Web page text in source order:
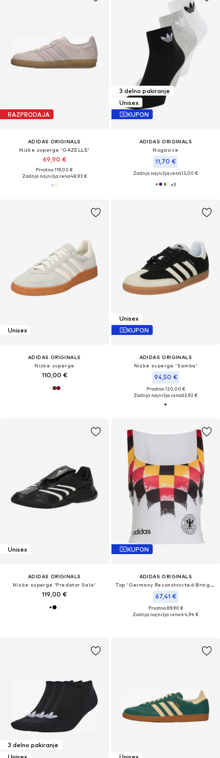
RAZPRODAJA
ADIDAS ORIGINALS
Nizke superge 'GAZELLE'
69,90 €
Prvotno: 119,00 €
Zadnja najnižja cena48,93 €
3 delno pakiranje
Unisex
KUPON
ADIDAS ORIGINALS
Nogavice
11,70 €
Zadnja najnižja cena13,00 €
+3
Unisex
ADIDAS ORIGINALS
Nizke superge
110,00 €
Unisex
KUPON
ADIDAS ORIGINALS
Nizke superge 'Samba'
94,50 €
Prvotno: 120,00 €
Zadnja najnižja cena63,92 €
Unisex
ADIDAS ORIGINALS
Nizke superge 'Predator Sala'
119,00 €
KUPON
ADIDAS ORIGINALS
Top 'Germany Reconstructed Bringback'
67,41 €
Prvotno: 89,90 €
Zadnja najnižja cena44,94 €
3 delno pakiranje